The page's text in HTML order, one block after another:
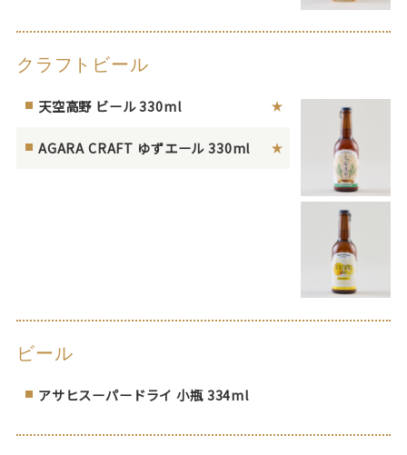
クラフトビール
天空高野 ビール 330ml
AGARA CRAFT ゆずエール 330ml
ビール
アサヒスーパードライ 小瓶 334ml